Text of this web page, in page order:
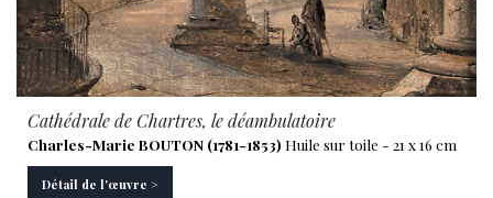
Cathédrale de Chartres, le déambulatoire
Charles-Marie BOUTON (1781-1853) Huile sur toile - 21 x 16 cm
Détail de l'œuvre >